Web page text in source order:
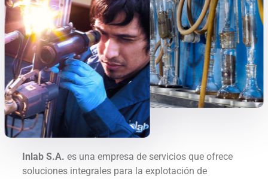
Inlab S.A. es una empresa de servicios que ofrece
soluciones integrales para la explotación de